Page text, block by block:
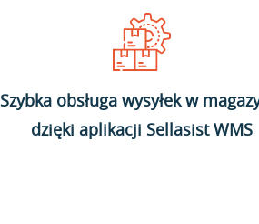
Szybka obsługa wysyłek w
dzięki aplikacji Sellasist WMS